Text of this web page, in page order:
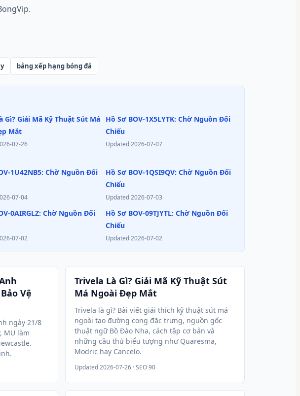
bảng xếp hạng bóng đá
Gì? Giải Mã Kỹ Thuật Sút Má
Mắt
07-26
Hồ Sơ BOV-1X5LYTK: Chờ Nguồn Đối
Chiếu
Updated2026-07-07
1U42NB5: Chờ Nguồn Đối
07-04
Hồ Sơ BOV-1QSI9QV: Chờ Nguồn Đối
Chiếu
Updated2026-07-03
0AIRGLZ: Chờ Nguồn Đối
07-02
Hồ Sơ BOV-09TJYTL: Chờ Nguồn Đối
Chiếu
Updated2026-07-02
Vệ
ngày 21/8
MU làm
Trivela Là Gì? Giải Mã Kỹ Thuật Sút
Má Ngoài Đẹp Mắt
Trivela là gì? Bài viết giải thích kỹ thuật sút má
ngoài tạo đường cong đặc trưng, nguồn gốc
thuật ngữ Bồ Đào Nha, cách tập cơ bản và
những cầu thủ biểu tượng như Quaresma,
Modric hay Cancelo.
Updated2026-07-26 · SEO 90